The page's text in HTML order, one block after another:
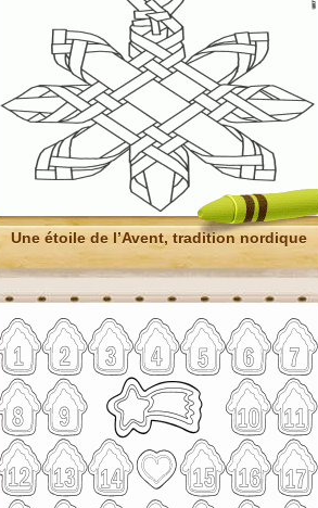
Une étoile de l’Avent, tradition nordique